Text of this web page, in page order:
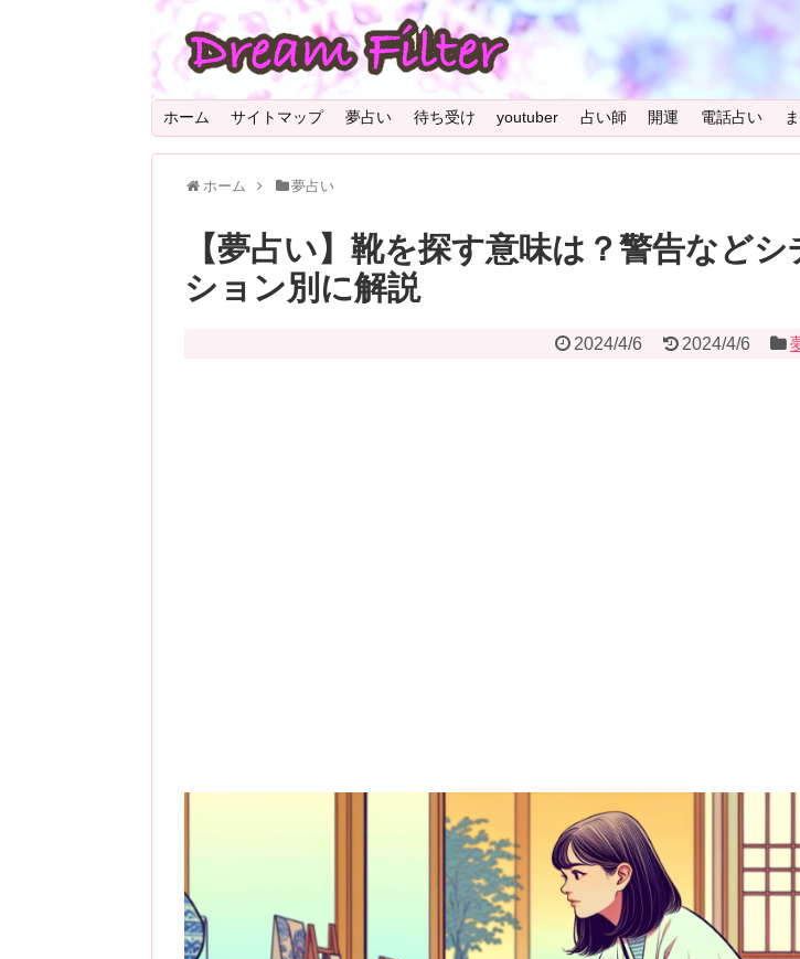
ホーム サイトマップ 夢占い 待ち受け youtuber 占い師 開運 電話占い
ホーム 夢占い
【夢占い】靴を探す意味は？警告など
ション別に解説
2024/4/6 2024/4/6